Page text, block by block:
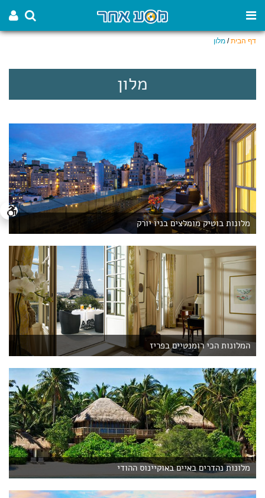
דף הבית/ מלון
מלון
מלונות בוטיק מומלצים בניו יורק
המלונות הכי רומנטיים בפריז
מלונות נהדרים באיים באוקיינוס ההודי